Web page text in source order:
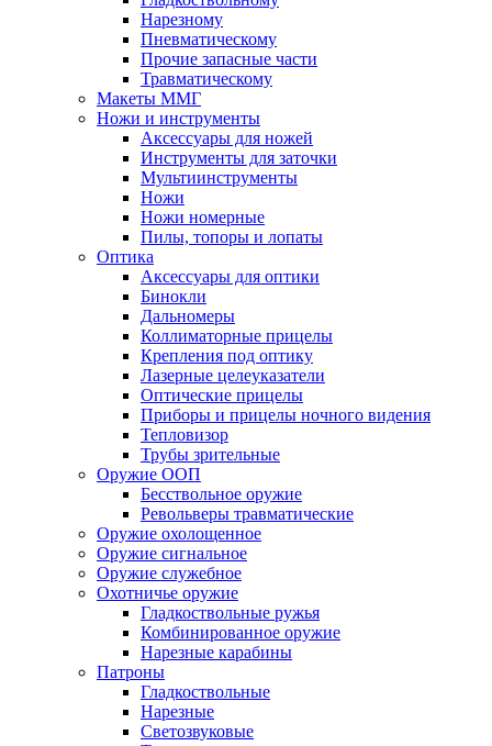
Нарезному
Пневматическому
Прочие запасные части
Травматическому
Макеты ММГ
Ножи и инструменты
Аксессуары для ножей
Инструменты для заточки
Мультиинструменты
Ножи
Ножи номерные
Пилы, топоры и лопаты
Оптика
Аксессуары для оптики
Бинокли
Дальномеры
Коллиматорные прицелы
Крепления под оптику
Лазерные целеуказатели
Оптические прицелы
Приборы и прицелы ночного видения
Тепловизор
Трубы зрительные
Оружие ООП
Бесствольное оружие
Револьверы травматические
Оружие охолощенное
Оружие сигнальное
Оружие служебное
Охотничье оружие
Гладкоствольные ружья
Комбинированное оружие
Нарезные карабины
Патроны
Гладкоствольные
Нарезные
Светозвуковые